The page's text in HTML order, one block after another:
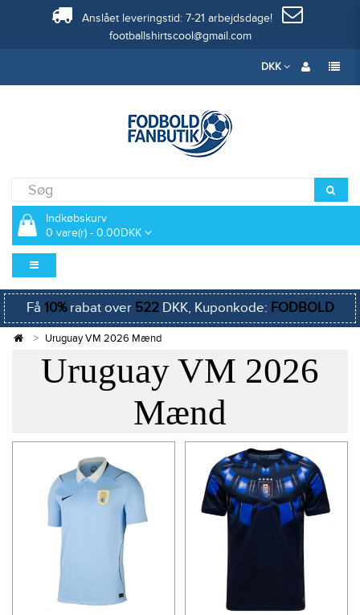
Anslået leveringstid: 7-21 arbejdsdage!
footballshirtscool@gmail.com
DKK
Indkøbskurv
0 vare(r) - 0.00DKK
Få 10%rabat over 522DKK, Kuponkode: FODBOLD
Uruguay VM 2026 Mænd
Uruguay VM 2026
Mænd